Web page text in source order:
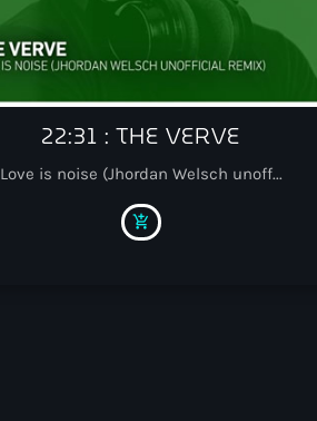
22:31 : THE VERVE
Love is noise (Jhordan Welsch unoff...
add_shopping_cart